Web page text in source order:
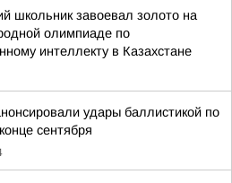
школьник завоевал золото на
олимпиаде по
интеллекту в Казахстане
удары баллистикой по
сентября